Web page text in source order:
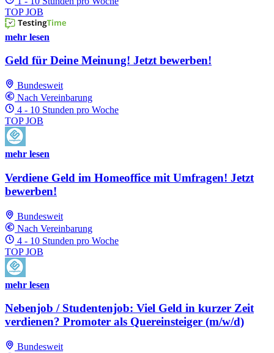
TOP JOB
mehr lesen
Geld für Deine Meinung! Jetzt bewerben!
Bundesweit
Nach Vereinbarung
4 - 10 Stunden pro Woche
TOP JOB
mehr lesen
Verdiene Geld im Homeoffice mit Umfragen! Jetzt
bewerben!
Bundesweit
Nach Vereinbarung
4 - 10 Stunden pro Woche
TOP JOB
mehr lesen
Nebenjob / Studentenjob: Viel Geld in kurzer Zeit
verdienen? Promoter als Quereinsteiger (m/w/d)
Bundesweit